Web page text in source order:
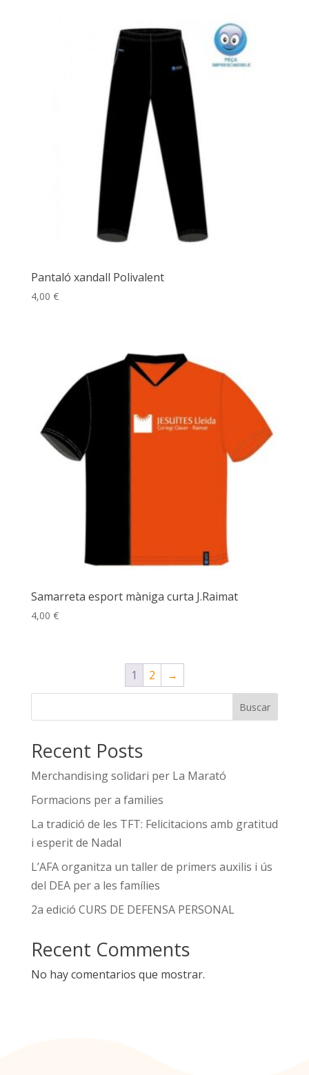
Pantaló xandall Polivalent
4,00 €
Samarreta esport màniga curta J.Raimat
4,00 €
1 2 →
Buscar
Recent Posts
Merchandising solidari per La Marató
Formacions per a families
La tradició de les TFT: Felicitacions amb gratitud
i esperit de Nadal
L’AFA organitza un taller de primers auxilis i ús
del DEA per a les famílies
2a edició CURS DE DEFENSA PERSONAL
Recent Comments
No hay comentarios que mostrar.